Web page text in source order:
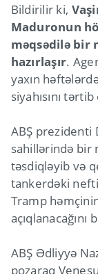
Bildirilir ki,
Maduronun
məqsədilə bir
hazırlaşır.
yaxın
siyahısını
ABŞ prezidenti
sahillərində bir
təsdiqləyib və
tankerdəki nefti
Tramp
açıqlanacağını
ABŞ Ədliyyə
pozaraq